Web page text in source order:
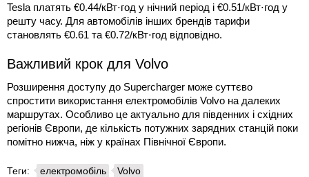
Tesla платять €0.44/кВт⋅год у нічний період і €0.51/кВт⋅год у
решту часу. Для автомобілів інших брендів тарифи
становлять €0.61 та €0.72/кВт⋅год відповідно.
Важливий крок для Volvo
Розширення доступу до Supercharger може суттєво
спростити використання електромобілів Volvo на далеких
маршрутах. Особливо це актуально для південних і східних
регіонів Європи, де кількість потужних зарядних станцій поки
помітно нижча, ніж у країнах Північної Європи.
Теги: електромобіль Volvo